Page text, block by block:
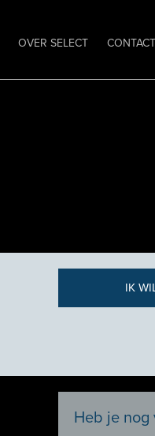
OVER SELECT CONTACT
IK
Heb je nog